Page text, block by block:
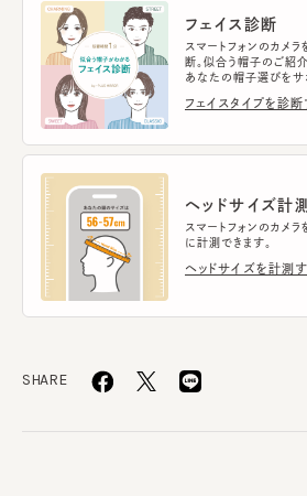
フェイス診断
スマートフォンのカメラ
断。似合う帽子のご紹
あなたの帽子選びをサ
フェイスタイプを診断
ヘッドサイズ計測
スマートフォンのカメ
に計測できます。
ヘッドサイズを計測す
SHARE